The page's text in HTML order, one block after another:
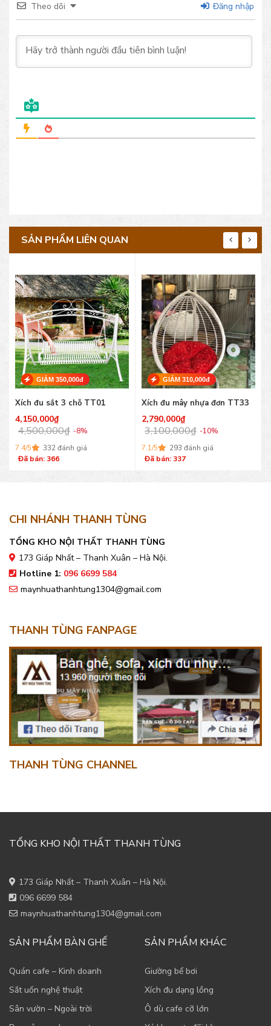
Theo dõi Đăng nhập
SẢN PHẨM LIÊN QUAN
GIẢM 350,000đ
Xích đu sắt 3 chỗ TT01
4,500,000₫
4,150,000₫
-8%
7.4/5
332 đánh giá
Đã bán: 366
GIẢM 310,000đ
Xích đu mây nhựa đơn TT33
3,100,000₫
2,790,000₫
-10%
7.1/5
293 đánh giá
Đã bán: 337
CHI NHÁNH THANH TÙNG
TỔNG KHO NỘI THẤT THANH TÙNG
173 Giáp Nhất – Thanh Xuân – Hà Nội.
Hotline 1: 096 6699 584
maynhuathanhtung1304@gmail.com
THANH TÙNG FANPAGE
THANH TÙNG CHANNEL
TỔNG KHO NỘI THẤT THANH TÙNG
173 Giáp Nhất – Thanh Xuân – Hà Nội.
096 6699 584
maynhuathanhtung1304@gmail.com
SẢN PHẨM BÀN GHẾ
Quán cafe – Kinh doanh
Sắt uốn nghệ thuật
Sân vườn – Ngoài trời
SẢN PHẨM KHÁC
Giường bể bơi
Xích đu dạng lồng
Ô dù cafe cỡ lớn